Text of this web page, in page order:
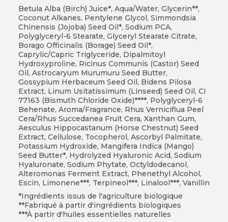
Betula Alba (Birch) Juice*, Aqua/Water, Glycerin**,
Coconut Alkanes, Pentylene Glycol, Simmondsia
Chinensis (Jojoba) Seed Oil*, Sodium PCA,
Polyglyceryl-6 Stearate, Glyceryl Stearate Citrate,
Borago Officinalis (Borage) Seed Oil*,
Caprylic/Capric Triglyceride, Dipalmitoyl
Hydroxyproline, Ricinus Communis (Castor) Seed
Oil, Astrocaryum Murumuru Seed Butter,
Gossypium Herbaceum Seed Oil, Bidens Pilosa
Extract, Linum Usitatissimum (Linseed) Seed Oil, CI
77163 (Bismuth Chloride Oxide)****, Polyglyceryl-6
Behenate, Aroma/Fragrance, Rhus Verniciflua Peel
Cera/Rhus Succedanea Fruit Cera, Xanthan Gum,
Aesculus Hippocastanum (Horse Chestnut) Seed
Extract, Cellulose, Tocopherol, Ascorbyl Palmitate,
Potassium Hydroxide, Mangifera Indica (Mango)
Seed Butter*, Hydrolyzed Hyaluronic Acid, Sodium
Hyaluronate, Sodium Phytate, Octyldodecanol,
Alteromonas Ferment Extract, Phenethyl Alcohol,
Escin, Limonene***, Terpineol***, Linalool***, Vanillin
*Ingrédients issus de l'agriculture biologique
**Fabriqué à partir d'ingrédients biologiques
***À partir d'huiles essentielles naturelles